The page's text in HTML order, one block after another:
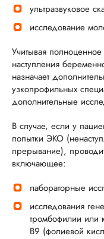
ультразвуковое
исследование
Учитывая
наступления
назначает
узкопрофильных
дополнительные
В случае, если у
попытки ЭКО
прерывание),
включающее:
лабораторные
исследования
тромбофилии или
В9 (фолиевой